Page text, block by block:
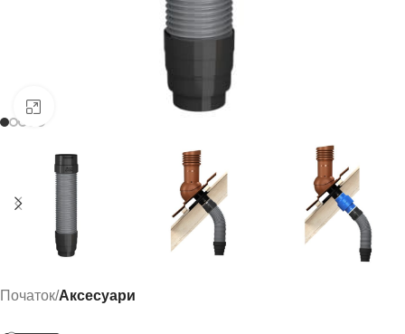
Початок Аксесуари